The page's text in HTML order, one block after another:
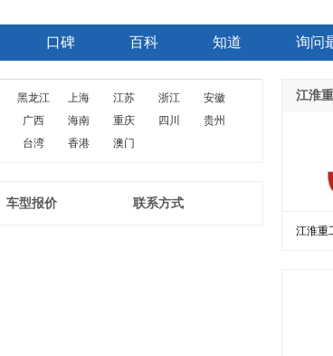
口碑 百科 知道 询问
黑龙江 上海 江苏 浙江
安徽
广西 海南 重庆 四川
贵州
台湾 香港 澳门
车型报价 联系方式
江淮
江淮重